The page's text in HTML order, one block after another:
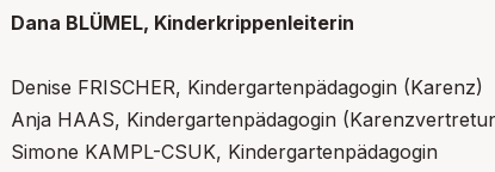
Dana BLÜMEL, Kinderkrippenleiterin
Denise FRISCHER, Kindergartenpädagogin (Karenz)
Anja HAAS, Kindergartenpädagogin
Simone KAMPL-CSUK, Kindergartenpädagogin